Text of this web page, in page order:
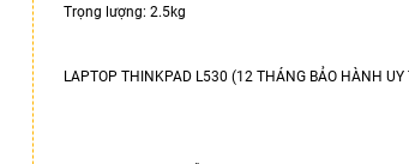
Trọng lượng: 2.5kg
LAPTOP THINKPAD L530 (12 THÁNG BẢO HÀNH